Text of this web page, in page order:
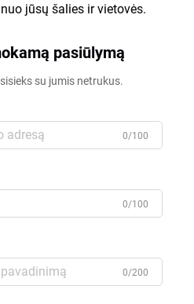
jūsų šalies ir vietovės.
pasiūlymą
su jumis netrukus.
0/100
0/100
0/200